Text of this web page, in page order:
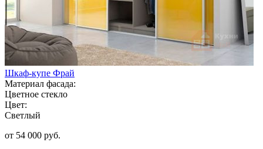
Шкаф-купе Фрай
Материал фасада:
Цветное стекло
Цвет:
Светлый
от 54 000 руб.